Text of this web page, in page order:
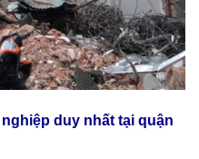
duy nhất tại quận